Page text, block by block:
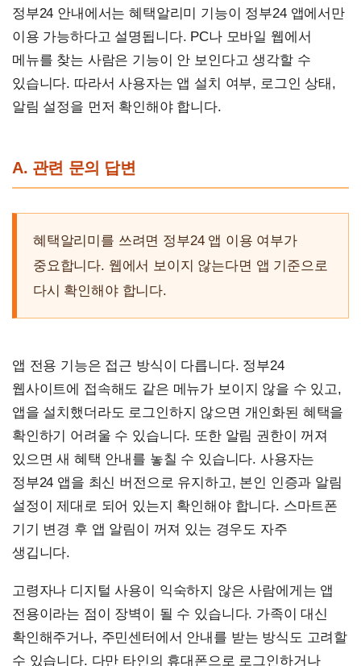
정부24 안내에서는 혜택알리미 기능이 정부24 앱에서만
이용 가능하다고 설명됩니다. PC나 모바일 웹에서
메뉴를 찾는 사람은 기능이 안 보인다고 생각할 수
있습니다. 따라서 사용자는 앱 설치 여부, 로그인 상태,
알림 설정을 먼저 확인해야 합니다.
A. 관련 문의 답변
혜택알리미를 쓰려면 정부24 앱 이용 여부가
중요합니다. 웹에서 보이지 않는다면 앱 기준으로
다시 확인해야 합니다.
앱 전용 기능은 접근 방식이 다릅니다. 정부24
웹사이트에 접속해도 같은 메뉴가 보이지 않을 수 있고,
앱을 설치했더라도 로그인하지 않으면 개인화된 혜택을
확인하기 어려울 수 있습니다. 또한 알림 권한이 꺼져
있으면 새 혜택 안내를 놓칠 수 있습니다. 사용자는
정부24 앱을 최신 버전으로 유지하고, 본인 인증과 알림
설정이 제대로 되어 있는지 확인해야 합니다. 스마트폰
기기 변경 후 앱 알림이 꺼져 있는 경우도 자주
생깁니다.
고령자나 디지털 사용이 익숙하지 않은 사람에게는 앱
전용이라는 점이 장벽이 될 수 있습니다. 가족이 대신
확인해주거나, 주민센터에서 안내를 받는 방식도 고려할
수 있습니다. 다만 타인의 휴대폰으로 로그인하거나